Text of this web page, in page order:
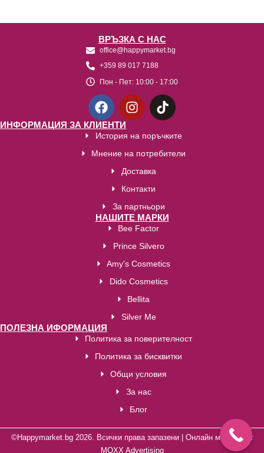
ВРЪЗКА С НАС
office@happymarket.bg
+359 89 017 7188
Пон - Пет: 10:00 - 17:00
ИНФОРМАЦИЯ ЗА КЛИЕНТИ
История на поръчките
Мнение на потребители
Доставка
Контакти
За партньори
НАШИТЕ МАРКИ
Bee Factor
Prince Silvero
Amy's Cosmetics
Dido Cosmetics
Bellita
Silver Me
ПОЛЕЗНА ИФОРМАЦИЯ
Политика за поверителност
Политика за бисквитки
Общи условия
За нас
Блог
©Happymarket.bg 2026. Всички права запазени | Oнлайн магазин от
MOXX Advertising